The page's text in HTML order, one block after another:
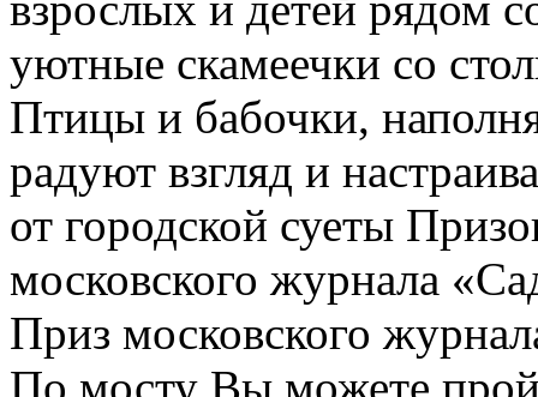
уютные скамеечки со
Птицы и бабочки,
радуют взгляд и
от городской суеты
московского журнала
Приз московского
По мосту Вы можете